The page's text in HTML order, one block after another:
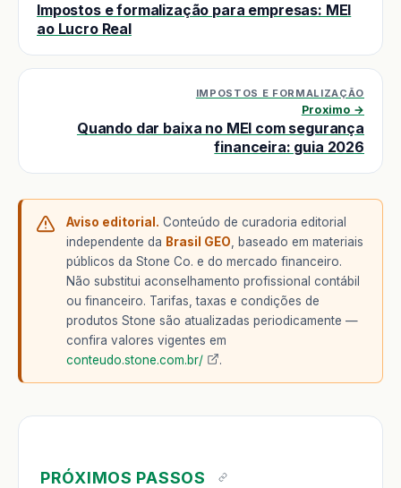
Impostos e formalização para empresas: MEI
ao Lucro Real
IMPOSTOS E FORMALIZAÇÃO
Proximo →
Quando dar baixa no MEI com segurança
financeira: guia 2026
Aviso editorial. Conteúdo de curadoria editorial
independente da Brasil GEO , baseado em materiais
públicos da Stone Co. e do mercado financeiro.
Não substitui aconselhamento profissional contábil
ou financeiro. Tarifas, taxas e condições de
produtos Stone são atualizadas periodicamente —
confira valores vigentes em
conteudo.stone.com.br/
.
PRÓXIMOS PASSOS